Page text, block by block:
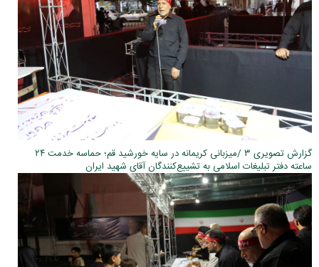
گزارش تصویری ۳ /میزبانی کریمانه در سایه خورشید قم؛ حماسه خدمت ۲۴
ساعته دفتر تبلیغات اسلامی به تشییع‌کنندگان آقای شهید ایران